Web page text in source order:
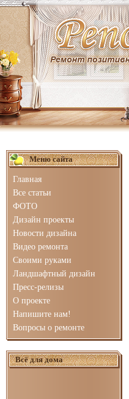
Меню сайта
Главная
Все статьи
ФОТО
Дизайн проекты
Новости дизайна
Видео ремонта
Своими руками
Ландшафтный дизайн
Пресс-релизы
О проекте
Напишите нам!
Вопросы о ремонте
Всё для дома